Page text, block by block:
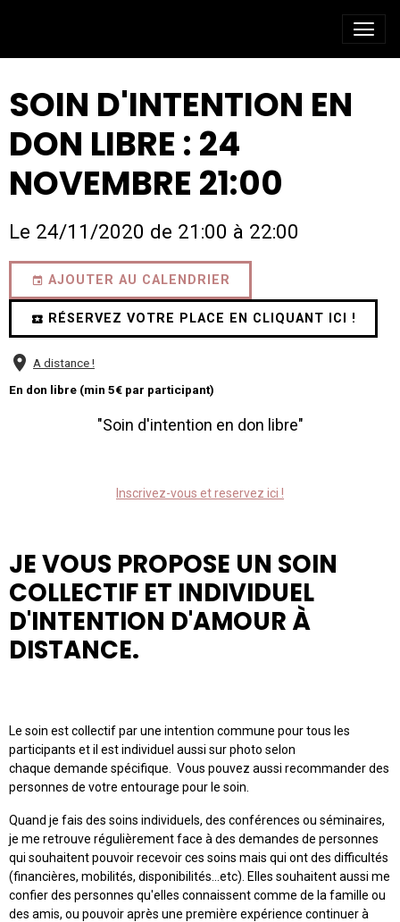
SOIN D'INTENTION EN
DON LIBRE : 24
NOVEMBRE 21:00
Le 24/11/2020 de 21:00 à 22:00
AJOUTER AU CALENDRIER
RÉSERVEZ VOTRE PLACE EN CLIQUANT ICI !
A distance !
En don libre (min 5€ par participant)
"Soin d'intention en don libre"
Inscrivez-vous et reservez ici !
JE VOUS PROPOSE UN SOIN
COLLECTIF ET INDIVIDUEL
D'INTENTION D'AMOUR À
DISTANCE.
Le soin est collectif par une intention commune pour tous les
participants et il est individuel aussi sur photo selon
chaque demande spécifique. Vous pouvez aussi recommander des
personnes de votre entourage pour le soin.
Quand je fais des soins individuels, des conférences ou séminaires,
je me retrouve régulièrement face à des demandes de personnes
qui souhaitent pouvoir recevoir ces soins mais qui ont des difficultés
(financières, mobilités, disponibilités...etc). Elles souhaitent aussi me
confier des personnes qu'elles connaissent comme de la famille ou
des amis, ou pouvoir après une première expérience continuer à